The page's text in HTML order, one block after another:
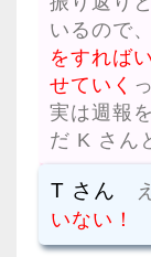
いるので、
をすれば
せていく
実は週報
だ K さん
T さん
いない！